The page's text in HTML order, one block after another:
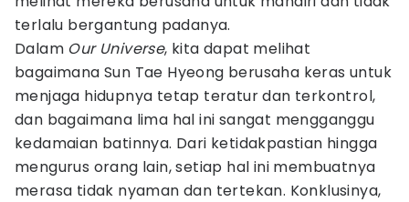
terlalu bergantung padanya.
Dalam Our Universe, kita dapat melihat
bagaimana Sun Tae Hyeong berusaha keras untuk
menjaga hidupnya tetap teratur dan terkontrol,
dan bagaimana lima hal ini sangat mengganggu
kedamaian batinnya. Dari ketidakpastian hingga
mengurus orang lain, setiap hal ini membuatnya
merasa tidak nyaman dan tertekan. Konklusinya,